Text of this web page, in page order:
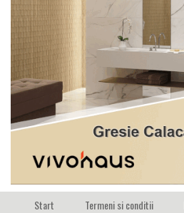
Start Termeni si conditii